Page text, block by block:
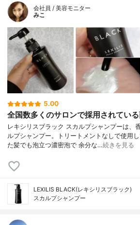
会社員 / 美容モニター
みこ
5.00
全国数多くのサロンで採用されている
レキシリスブラック スカルプシャンプーは、
ルプシャンプー。トリートメントなしで使用
た髪でも泡立つ濃密泡で 余分な…続きを見る
LEXILIS BLACK(レキシリスブラック)
スカルプシャンプー